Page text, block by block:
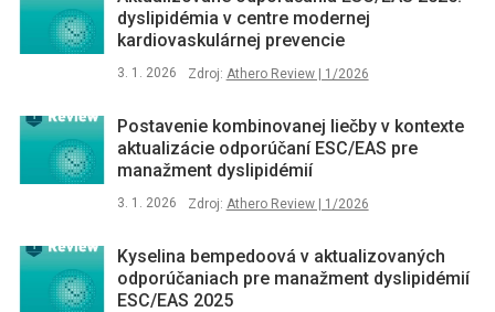
dyslipidémia v centre modernej
kardiovaskulárnej prevencie
3. 1. 2026 Zdroj: Athero Review | 1/2026
Postavenie kombinovanej liečby v kontexte
aktualizácie odporúčaní ESC/EAS pre
manažment dyslipidémií
3. 1. 2026 Zdroj: Athero Review | 1/2026
Kyselina bempedoová v aktualizovaných
odporúčaniach pre manažment dyslipidémií
ESC/EAS 2025